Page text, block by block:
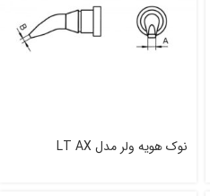
نوک هویه ولر مدل LT AX